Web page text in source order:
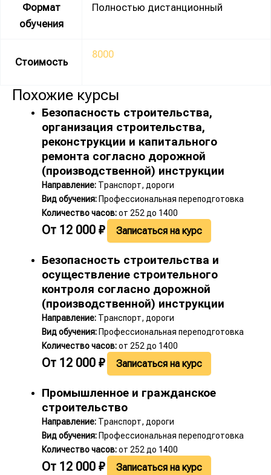
Формат
обучения
Полностью дистанционный
Стоимость
8000
Похожие курсы
Безопасность строительства,
организация строительства,
реконструкции и капитального
ремонта согласно дорожной
(производственной) инструкции
Направление: Транспорт, дороги
Вид обучения: Профессиональная переподготовка
Количество часов:от 252 до 1400
От 12 000₽ Записаться на курс
Безопасность строительства и
осуществление строительного
контроля согласно дорожной
(производственной) инструкции
Направление: Транспорт, дороги
Вид обучения: Профессиональная переподготовка
Количество часов:от 252 до 1400
От 12 000₽ Записаться на курс
Промышленное и гражданское
строительство
Направление: Транспорт, дороги
Вид обучения: Профессиональная переподготовка
Количество часов:от 252 до 1400
От 12 000₽ Записаться на курс